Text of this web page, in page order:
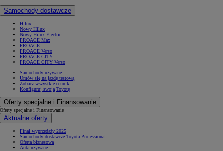
Samochody dostawcze
Hilux
Nowy Hilux
Nowy Hilux Electric
PROACE Max
PROACE
PROACE Verso
PROACE CITY
PROACE CITY Verso
Samochody używane
Umów się na jazdę testową
Zobacz wszystkie cenniki
Konfiguruj swoją Toyotę
Oferty specjalne i Finansowanie
Oferty specjalne i Finansowanie
Aktualne oferty
Finał wyprzedaży 2025
Samochody dostawcze Toyota Professional
Oferta biznesowa
Auta używane